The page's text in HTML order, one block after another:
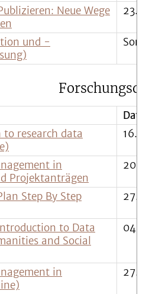
Neue Wege
und -
research data
in
Projektanträgen
Step By Step
to Data
and Social
04.-
in